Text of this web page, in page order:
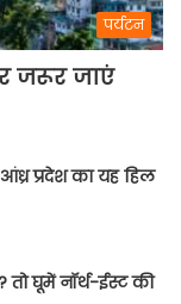
पर्यटन
जरूर जाएं
प्रदेश का यह हिल
तो घूमें नॉर्थ-ईस्ट की